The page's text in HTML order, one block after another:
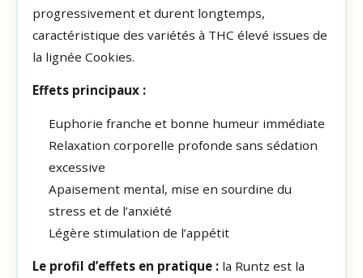
progressivement et durent longtemps,
caractéristique des variétés à THC élevé issues de
la lignée Cookies.
Effets principaux :
Euphorie franche et bonne humeur immédiate
Relaxation corporelle profonde sans sédation
excessive
Apaisement mental, mise en sourdine du
stress et de l’anxiété
Légère stimulation de l’appétit
Le profil d’effets en pratique :la Runtz est la